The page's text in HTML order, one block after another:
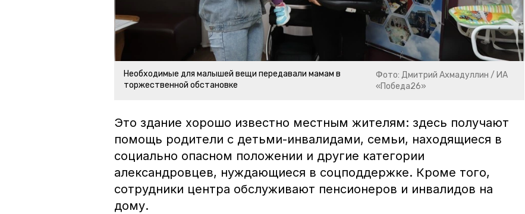
Необходимые для малышей вещи передавали мамам в
торжественной обстановке
Фото: Дмитрий Ахмадуллин / ИА
«Победа26»
Это здание хорошо известно местным жителям: здесь получают
помощь родители с детьми-инвалидами, семьи, находящиеся в
социально опасном положении и другие категории
александровцев, нуждающиеся в соцподдержке. Кроме того,
сотрудники центра обслуживают пенсионеров и инвалидов на
дому.